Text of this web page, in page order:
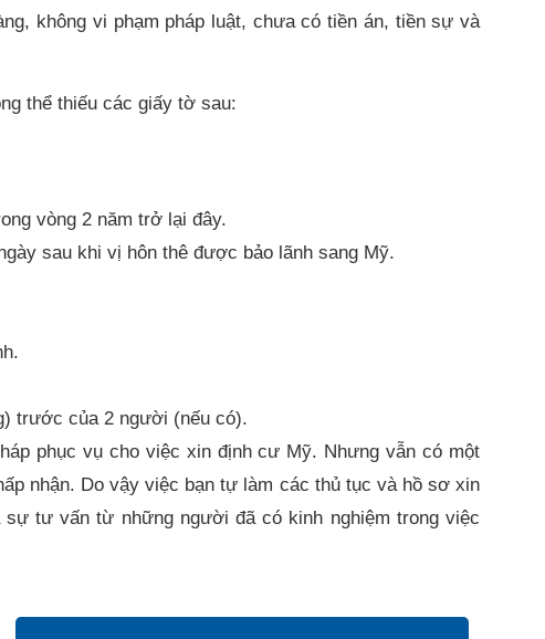
không vi phạm pháp luật, chưa có tiền án, tiền sự và
thể thiếu các giấy tờ sau:
vòng 2 năm trở lại đây.
sau khi vị hôn thê được bảo lãnh sang Mỹ.
trước của 2 người (nếu có).
phục vụ cho việc xin định cư Mỹ. Nhưng vẫn có một
nhận. Do vậy việc bạn tự làm các thủ tục và hồ sơ xin
tư vấn từ những người đã có kinh nghiệm trong việc